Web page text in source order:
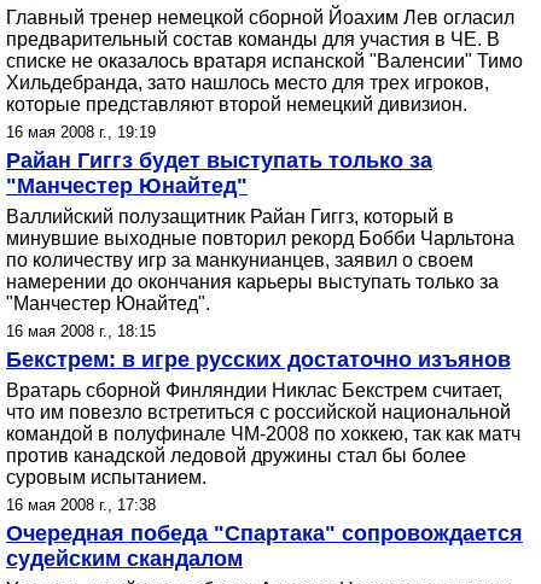
Главный тренер немецкой сборной Йоахим Лев огласил
предварительный состав команды для участия в ЧЕ. В
списке не оказалось вратаря испанской "Валенсии" Тимо
Хильдебранда, зато нашлось место для трех игроков,
которые представляют второй немецкий дивизион.
16 мая 2008 г., 19:19
Райан Гиггз будет выступать только за
"Манчестер Юнайтед"
Валлийский полузащитник Райан Гиггз, который в
минувшие выходные повторил рекорд Бобби Чарльтона
по количеству игр за манкунианцев, заявил о своем
намерении до окончания карьеры выступать только за
"Манчестер Юнайтед".
16 мая 2008 г., 18:15
Бекстрем: в игре русских достаточно изъянов
Вратарь сборной Финляндии Никлас Бекстрем считает,
что им повезло встретиться с российской национальной
командой в полуфинале ЧМ-2008 по хоккею, так как матч
против канадской ледовой дружины стал бы более
суровым испытанием.
16 мая 2008 г., 17:38
Очередная победа "Спартака" сопровождается
судейским скандалом